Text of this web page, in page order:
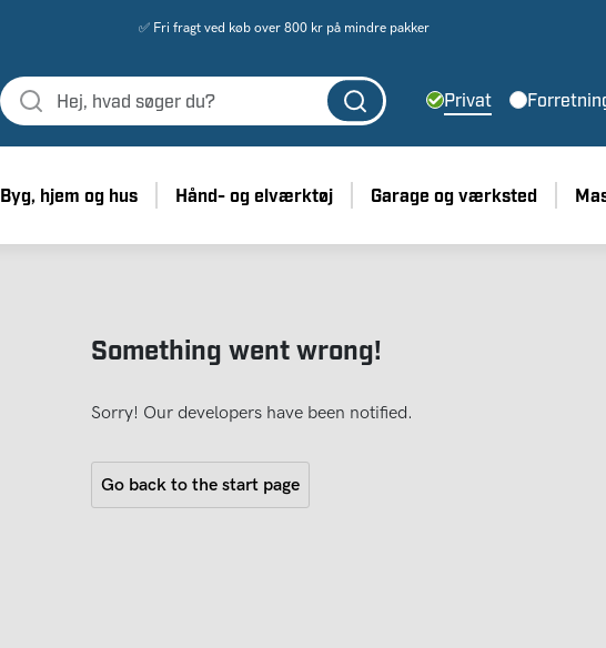
✅ Fri fragt ved køb over 800 kr på mindre pakker
Privat
Byg, hjem og hus Hånd- og elværktøj Garage og værksted
Something went wrong!
Sorry! Our developers have been notified.
Go back to the start page